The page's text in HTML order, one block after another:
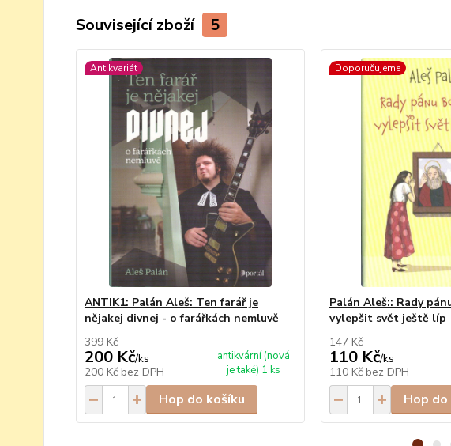
Související zboží 5
Antikvariát
ANTIK1: Palán Aleš: Ten farář je
nějakej divnej - o farářkách nemluvě
399 Kč
200 Kč/ks
200 Kč bez DPH
antikvární (nová
je také) 1 ks
Hop do košíku
Doporučujeme
Palán Aleš:: Rady
vylepšit svět ještě líp
147 Kč
110 Kč/ks
110 Kč bez DPH
Hop